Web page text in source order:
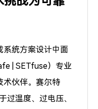
系统方案设计中面
| SETfuse）专业
术伙伴。赛尔特
过温度、过电压、